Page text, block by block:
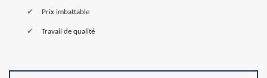
Prix imbattable
Travail de qualité